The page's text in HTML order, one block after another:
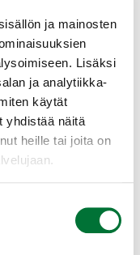
ja mainosten
Lisäksi
ja analytiikka-
käytät
yhdistää näitä
heille tai joita on